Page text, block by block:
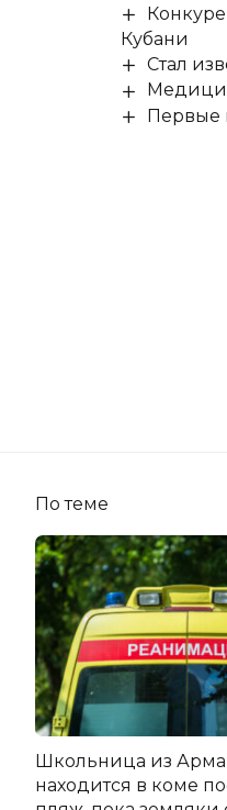
Кубани
Стал
Первые
По теме
Школьница из
находится в коме